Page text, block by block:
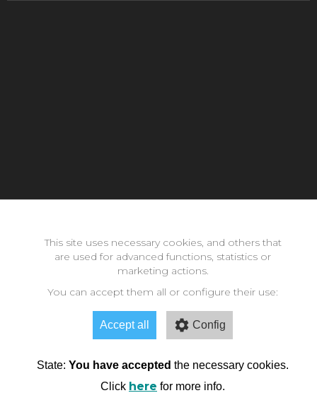
This site uses necessary cookies, and others that
are used for advanced functions, statistics or
marketing actions.
You can accept them all or configure their use:
Accept all Config
State: You have accepted the necessary cookies.
Click here for more info.
Copyright © 2026 neomode - IES Zaidín Vergeles - Granada -
Andalucía